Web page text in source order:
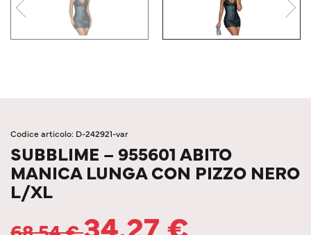
Codice articolo: D-242921-var
SUBBLIME – 955601 ABITO
MANICA LUNGA CON PIZZO NERO
L/XL
34.27€